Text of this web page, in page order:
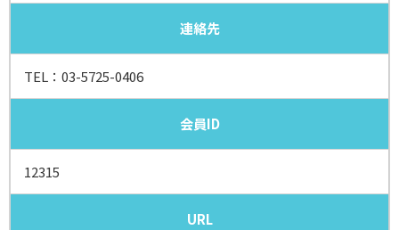
連絡先
TEL： 03-5725-0406
会員ID
12315
URL